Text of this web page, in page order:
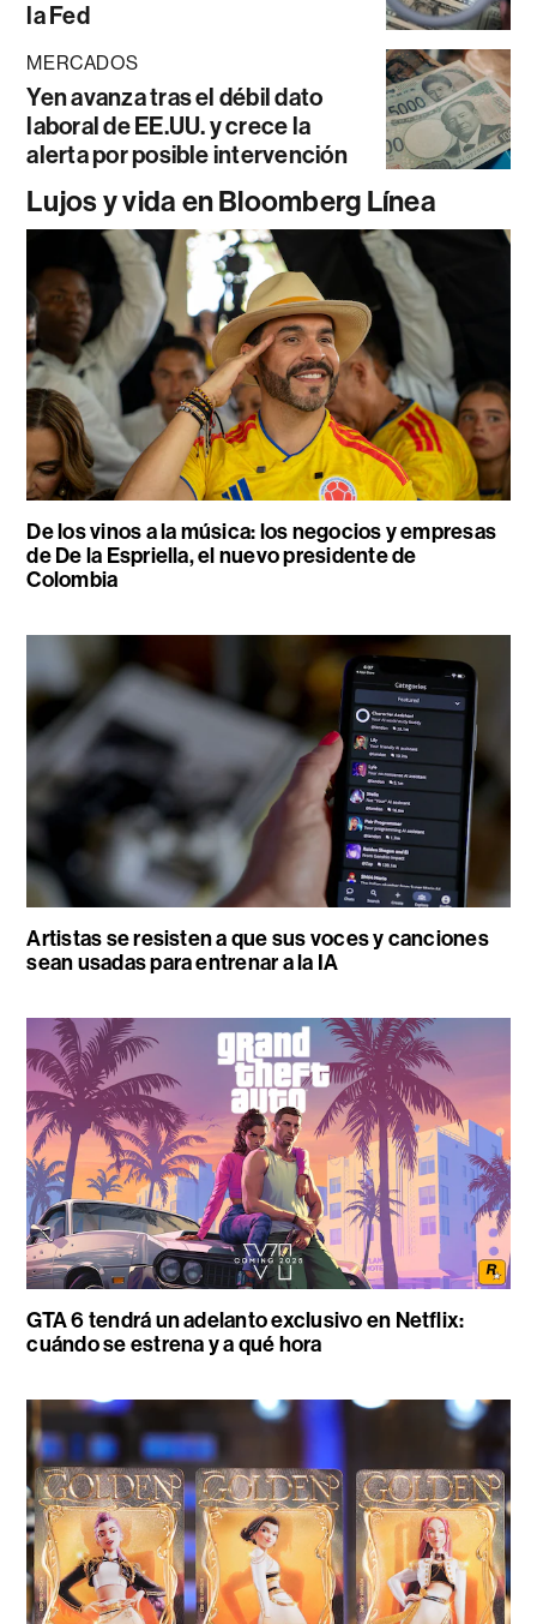
la Fed
MERCADOS
Yen avanza tras el débil dato
laboral de EE.UU. y crece la
alerta por posible intervención
Lujos y vida en Bloomberg Línea
De los vinos a la música: los negocios y empresas
de De la Espriella, el nuevo presidente de
Colombia
Artistas se resisten a que sus voces y canciones
sean usadas para entrenar a la IA
GTA 6 tendrá un adelanto exclusivo en Netflix:
cuándo se estrena y a qué hora